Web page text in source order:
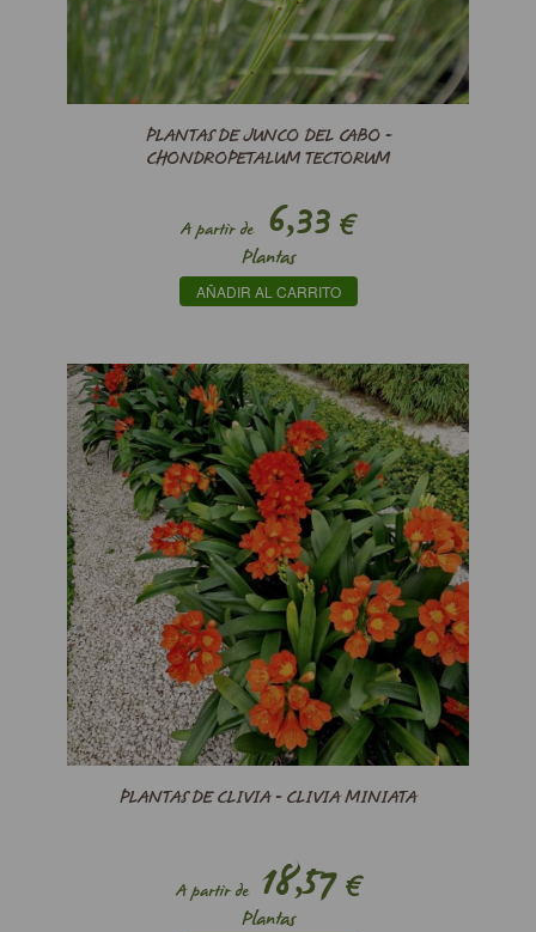
PLANTAS DE JUNCO DEL CABO -
CHONDROPETALUM TECTORUM
A partir de6,33 €
Plantas
AÑADIR AL CARRITO
PLANTAS DE CLIVIA - CLIVIA MINIATA
A partir de18,57€
Plantas